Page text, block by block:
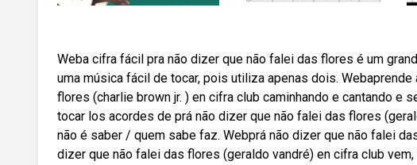
Weba cifra fácil pra não dizer que não falei das flores é um
uma música fácil de tocar, pois utiliza apenas dois.
flores (charlie brown jr. ) en cifra club caminhando e cantando e
tocar los acordes de prá não dizer que não falei das flores
não é saber / quem sabe faz. Webprá não dizer que não falei
dizer que não falei das flores (geraldo vandré) en cifra club